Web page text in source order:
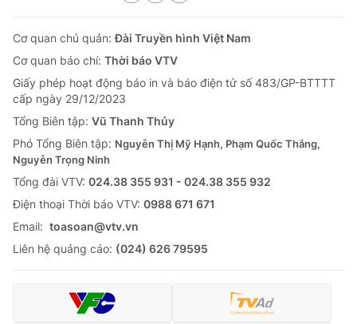
Cơ quan chủ quản:Đài Truyền hình Việt Nam
Cơ quan báo chí: Thời báo VTV
Giấy phép hoạt động báo in và báo điện tử số 483/GP-BTTTT
cấp ngày 29/12/2023
Tổng Biên tập: Vũ Thanh Thủy
Phó Tổng Biên tập: Nguyễn Thị Mỹ Hạnh, Phạm Quốc Thắng,
Nguyễn Trọng Ninh
Tổng đài VTV: 024.38 355 931 - 024.38 355 932
Ðiện thoại Thời báo VTV: 0988 671 671
Email: toasoan@vtv.vn
Liên hệ quảng cáo: (024) 626 79595